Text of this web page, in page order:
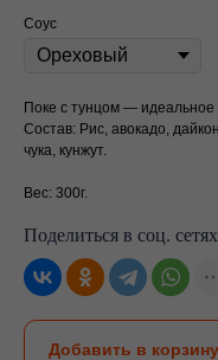
Соус
Поке с тунцом — идеальное
Состав: Рис, авокадо,
чука, кунжут.
Вес: 300г.
Поделиться в соц. сетях
Добавить в корзину